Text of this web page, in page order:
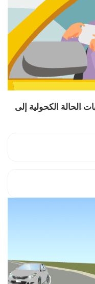
الحالة الكحولية إلى